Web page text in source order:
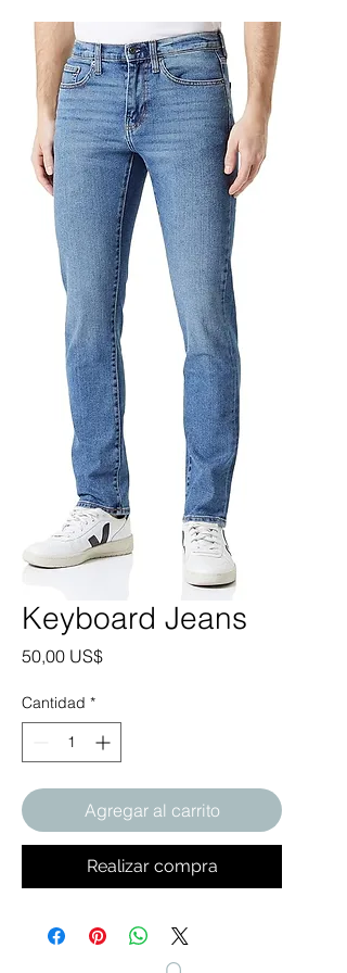
Keyboard Jeans
50,00 US$Precio
Cantidad *
Agregar al carrito
Realizar compra